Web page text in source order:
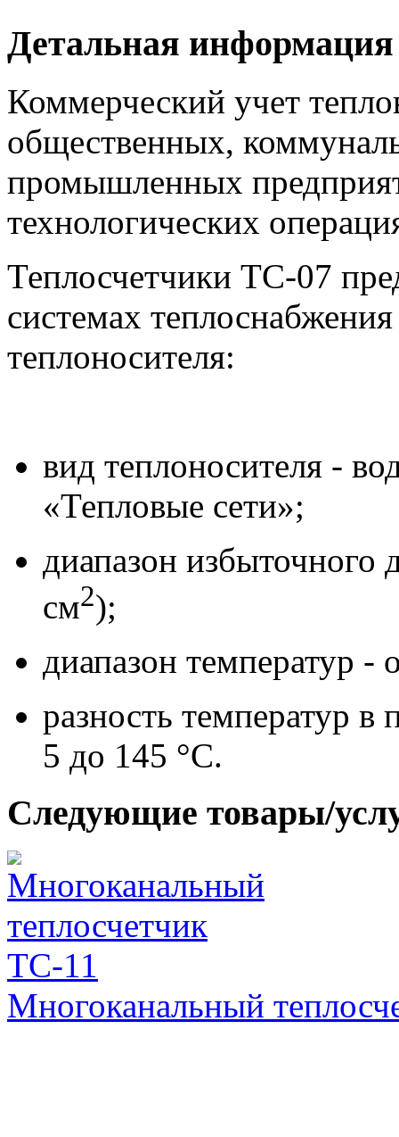
Детальная информация
Коммерческий учет
общественных,
промышленных
технологических
Теплосчетчики ТС-07
системах
теплоносителя:
вид теплоносителя -
«Тепловые сети»;
диапазон
см2);
диапазон температур -
разность температур
5 до 145 °С.
Следующие товары/
Многоканальный